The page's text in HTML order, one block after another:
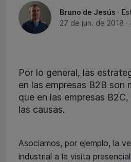
Bruno de Jesús ·
27 de jun. de 2018 ·
Por lo general, las
en las empresas B2B son
que en las empresas
las causas.
Asociamos, por ejemplo, la
industrial a la visita